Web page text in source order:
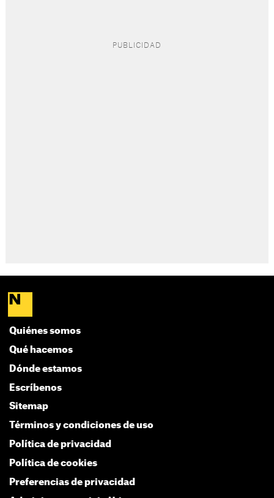
Quiénes somos
Qué hacemos
Dónde estamos
Escríbenos
Sitemap
Términos y condiciones de uso
Política de privacidad
Política de cookies
Preferencias de privacidad